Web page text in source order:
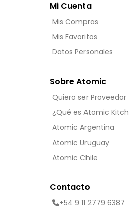
Mi Cuenta
Mis Compras
Mis Favoritos
Datos Personales
Sobre Atomic
Quiero ser Proveedor
¿Qué es Atomic
Atomic Argentina
Atomic Uruguay
Atomic Chile
Contacto
+54 9 11 2779 6387